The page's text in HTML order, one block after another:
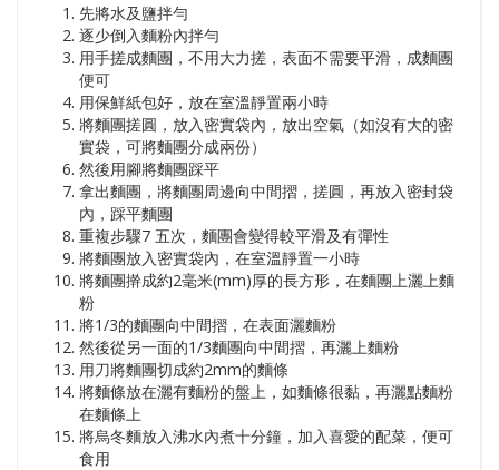
先將水及鹽拌勻
逐少倒入麵粉內拌勻
用手搓成麵團，不用大力搓，表面不需要平滑，成麵團
便可
用保鮮紙包好，放在室溫靜置兩小時
將麵團搓圓，放入密實袋內，放出空氣（如沒有大的密
實袋，可將麵團分成兩份）
然後用腳將麵團踩平
拿出麵團，將麵團周邊向中間摺，搓圓，再放入密封袋
內，踩平麵團
重複步驟7 五次，麵團會變得較平滑及有彈性
將麵團放入密實袋內，在室溫靜置一小時
將麵團擀成約2毫米(mm)厚的長方形，在麵團上灑上麵
粉
將1/3的麵團向中間摺，在表面灑麵粉
然後從另一面的1/3麵團向中間摺，再灑上麵粉
用刀將麵團切成約2mm的麵條
將麵條放在灑有麵粉的盤上，如麵條很黏，再灑點麵粉
在麵條上
將烏冬麵放入沸水內煮十分鐘，加入喜愛的配菜，便可
食用